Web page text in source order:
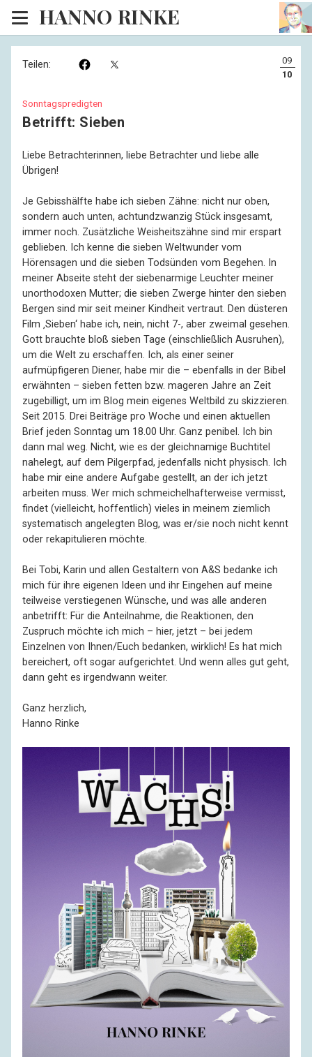
HANNO RINKE
Heim
EISINSEL
Sonntagspredigten
Lesesaal
Hörsaal
Kinosaal
Teilen:
09
10
Sonntagspredigten
Betrifft: Sieben
Liebe Betrachterinnen, liebe Betrachter und liebe alle
Übrigen!
Je Gebisshälfte habe ich sieben Zähne: nicht nur oben,
sondern auch unten, achtundzwanzig Stück insgesamt,
immer noch. Zusätzliche Weisheitszähne sind mir erspart
geblieben. Ich kenne die sieben Weltwunder vom
Hörensagen und die sieben Todsünden vom Begehen. In
meiner Abseite steht der siebenarmige Leuchter meiner
unorthodoxen Mutter; die sieben Zwerge hinter den sieben
Bergen sind mir seit meiner Kindheit vertraut. Den düsteren
Film ‚Sieben‘ habe ich, nein, nicht 7-, aber zweimal gesehen.
Gott brauchte bloß sieben Tage (einschließlich Ausruhen),
um die Welt zu erschaffen. Ich, als einer seiner
aufmüpfigeren Diener, habe mir die – ebenfalls in der Bibel
erwähnten – sieben fetten bzw. mageren Jahre an Zeit
zugebilligt, um im Blog mein eigenes Weltbild zu skizzieren.
Seit 2015. Drei Beiträge pro Woche und einen aktuellen
Brief jeden Sonntag um 18.00 Uhr. Ganz penibel. Ich bin
dann mal weg. Nicht, wie es der gleichnamige Buchtitel
nahelegt, auf dem Pilgerpfad, jedenfalls nicht physisch. Ich
habe mir eine andere Aufgabe gestellt, an der ich jetzt
arbeiten muss. Wer mich schmeichelhafterweise vermisst,
findet (vielleicht, hoffentlich) vieles in meinem ziemlich
systematisch angelegten Blog, was er/sie noch nicht kennt
oder rekapitulieren möchte.
Bei Tobi, Karin und allen Gestaltern von A&S bedanke ich
mich für ihre eigenen Ideen und ihr Eingehen auf meine
teilweise verstiegenen Wünsche, und was alle anderen
anbetrifft: Für die Anteilnahme, die Reaktionen, den
Zuspruch möchte ich mich – hier, jetzt – bei jedem
Einzelnen von Ihnen/Euch bedanken, wirklich! Es hat mich
bereichert, oft sogar aufgerichtet. Und wenn alles gut geht,
dann geht es irgendwann weiter.
Ganz herzlich,
Hanno Rinke